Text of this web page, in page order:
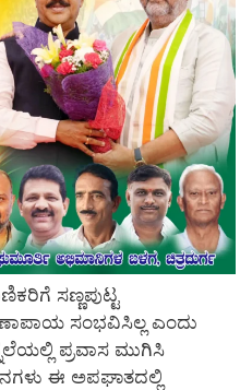
ಸಣ್ಣಪುಟ್ಟ
ಸಂಭವಿಸಿಲ್ಲ ಎಂದು
ಪ್ರವಾಸ ಮುಗಿಸಿ
ಈ ಅಪಘಾತದಲ್ಲಿ